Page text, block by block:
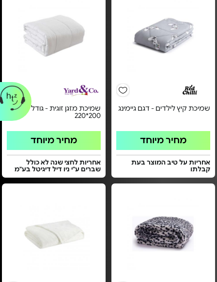
שמיכת קיץ לילדים - דגם גיימינג
מחיר מיוחד
אחריות על טיב המוצר בעת
קבלתו
שמיכת מזגן זוגית - גודל
200*220
מחיר מיוחד
אחריות לחצי שנה לא כולל
שברים ע"י ניו דיל דיגיטל בע"מ